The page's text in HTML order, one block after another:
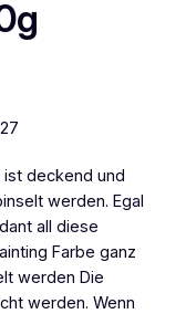
deckend und
werden. Egal
all diese
Farbe ganz
werden Die
werden. Wenn